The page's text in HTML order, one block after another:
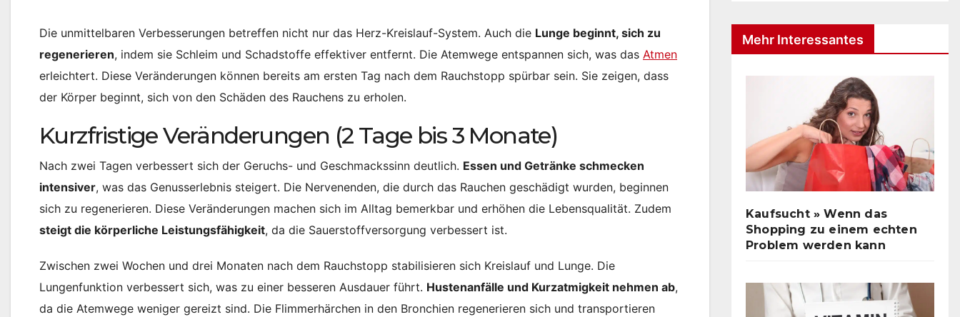
Die unmittelbaren Verbesserungen betreffen nicht nur das Herz-Kreislauf-System. Auch die Lunge beginnt, sich zu
regenerieren, indem sie Schleim und Schadstoffe effektiver entfernt. Die Atemwege entspannen sich, was das Atmen
erleichtert. Diese Veränderungen können bereits am ersten Tag nach dem Rauchstopp spürbar sein. Sie zeigen, dass
der Körper beginnt, sich von den Schäden des Rauchens zu erholen.
Kurzfristige Veränderungen (2 Tage bis 3 Monate)
Nach zwei Tagen verbessert sich der Geruchs- und Geschmackssinn deutlich. Essen und Getränke schmecken
intensiver, was das Genusserlebnis steigert. Die Nervenenden, die durch das Rauchen geschädigt wurden, beginnen
sich zu regenerieren. Diese Veränderungen machen sich im Alltag bemerkbar und erhöhen die Lebensqualität. Zudem
steigt die körperliche Leistungsfähigkeit, da die Sauerstoffversorgung verbessert ist.
Zwischen zwei Wochen und drei Monaten nach dem Rauchstopp stabilisieren sich Kreislauf und Lunge. Die
Lungenfunktion verbessert sich, was zu einer besseren Ausdauer führt. Hustenanfälle und Kurzatmigkeit nehmen ab,
da die Atemwege weniger gereizt sind. Die Flimmerhärchen in den Bronchien regenerieren sich und transportieren
Mehr Interessantes
Kaufsucht » Wenn das
Shopping zu einem echten
Problem werden kann